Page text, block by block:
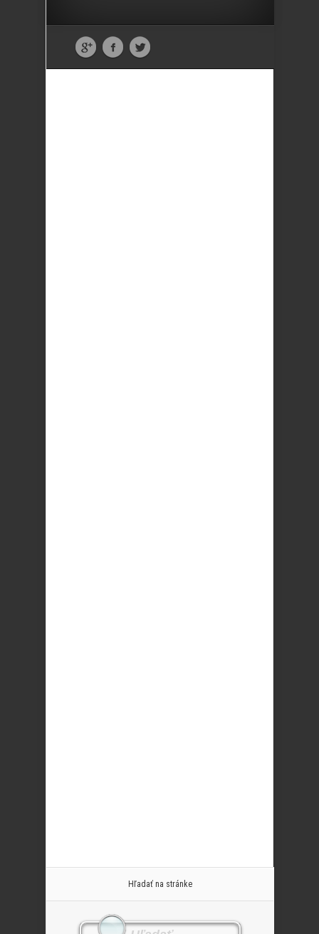
Hľadať na stránke